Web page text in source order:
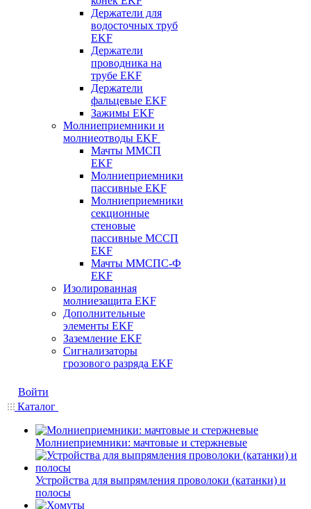
Держатели для
водосточных труб
EKF
Держатели
проводника на
трубе EKF
Держатели
фальцевые EKF
Зажимы EKF
Молниеприемники и
молниеотводы EKF
Мачты ММСП
EKF
Молниеприемники
пассивные EKF
Молниеприемники
секционные
стеновые
пассивные МССП
EKF
Мачты ММСПС-Ф
EKF
Изолированная
молниезащита EKF
Дополнительные
элементы EKF
Заземление EKF
Сигнализаторы
грозового разряда EKF
Войти
Каталог
Молниеприемники: мачтовые и стержневые
Устройства для выпрямления проволоки (катанки) и
полосы